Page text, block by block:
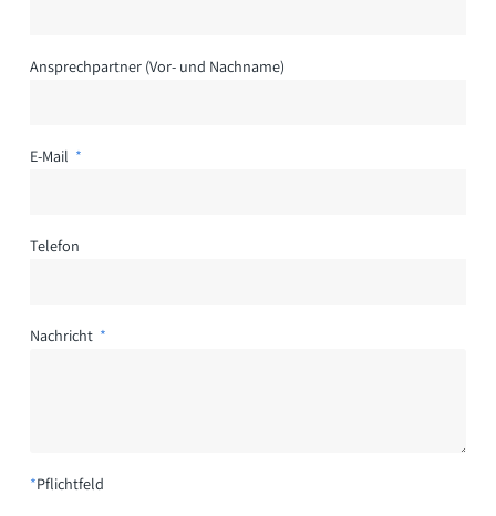
Ansprechpartner (Vor- und Nachname)
E-Mail
Telefon
Nachricht
*Pflichtfeld